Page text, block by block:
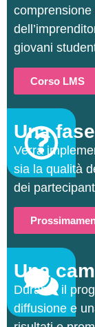
comprensione
giovani
Corso LMS
Una
Verrà
sia la qualità
dei
Una
Durante il
diffusione e